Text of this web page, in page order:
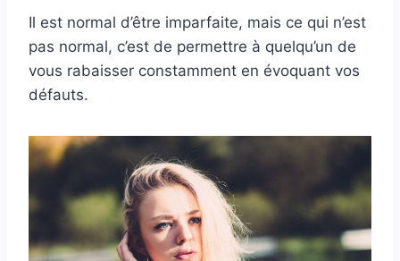
Il est normal d’être imparfaite, mais ce qui n’est
pas normal, c’est de permettre à quelqu’un de
vous rabaisser constamment en évoquant vos
défauts.